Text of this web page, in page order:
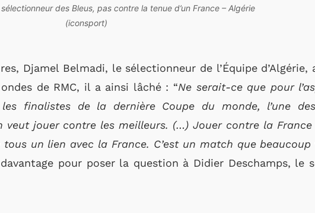
des Bleus, pas contre la tenue d’un France – Algérie
(iconsport)
Djamel Belmadi, le sélectionneur de l’Équipe
de RMC, il a ainsi lâché : “Ne serait-ce que pour
finalistes de la dernière Coupe du monde, l’une
veut jouer contre les meilleurs. (…) Jouer contre la
un lien avec la France. C’est un match que
pour poser la question à Didier Deschamps, le